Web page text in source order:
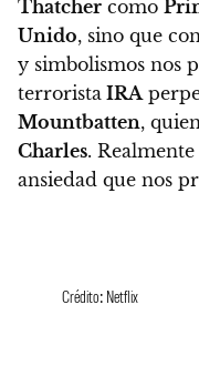
Thatcher como
Unido, sino que
y simbolismos nos
terrorista IRA
Mountbatten,
Charles.
ansiedad que nos
Crédito: Netflix